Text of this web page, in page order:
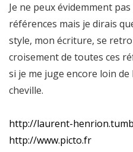
Je ne peux évidemment
références mais je dirais
style, mon écriture, se
croisement de toutes ces
si je me juge encore loin
cheville.
http://laurent-
http://www.picto.fr